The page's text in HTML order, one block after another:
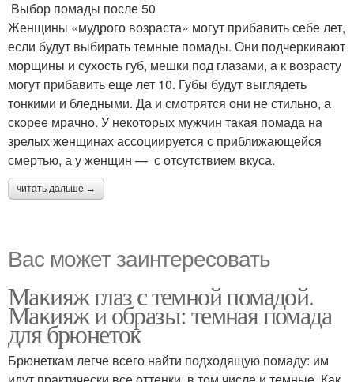
Выбор помады после 50
Женщины «мудрого возраста» могут прибавить себе лет,
если будут выбирать темные помады. Они подчеркивают
морщины и сухость губ, мешки под глазами, а к возрасту
могут прибавить еще лет 10. Губы будут выглядеть
тонкими и бледными. Да и смотрятся они не стильно, а
скорее мрачно. У некоторых мужчин такая помада на
зрелых женщинах ассоциируется с приближающейся
смертью, а у женщин — с отсутствием вкуса.
читать дальше →
Вас может заинтересовать
Макияж глаз с темной помадой.
Макияж и образы: темная помада
для брюнеток
Брюнеткам легче всего найти подходящую помаду: им